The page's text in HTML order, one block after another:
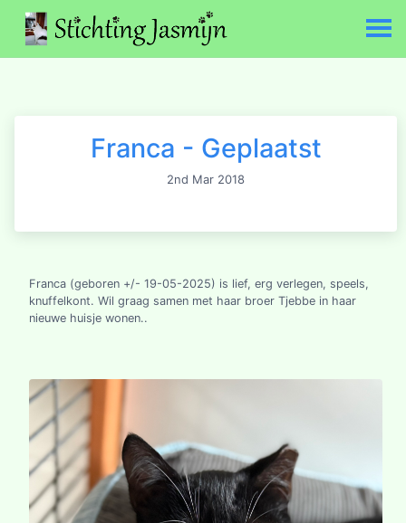
Franca - Geplaatst
2nd Mar 2018
Franca (geboren +/- 19-05-2025) is lief, erg verlegen, speels,
knuffelkont. Wil graag samen met haar broer Tjebbe in haar
nieuwe huisje wonen..